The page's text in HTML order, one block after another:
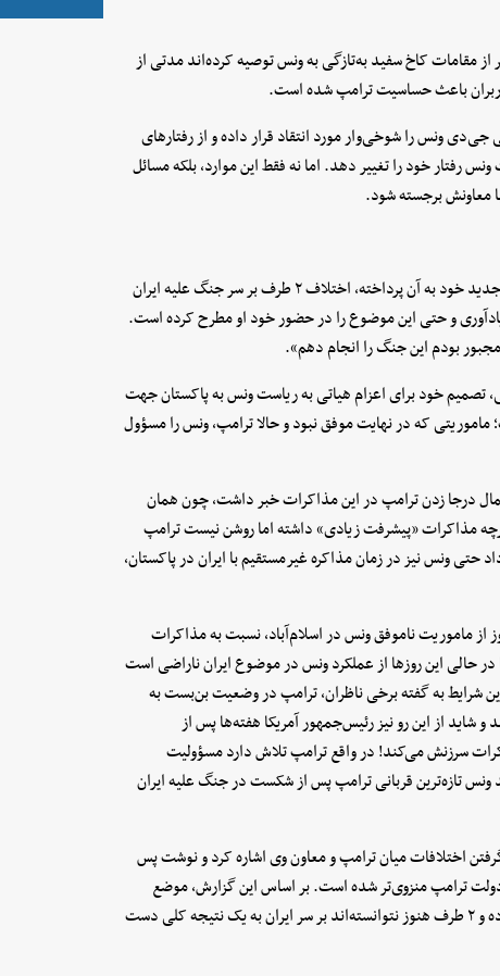
از مقامات کاخ سفید به‌تازگی به ونس توصیه کرده‌اند مدتی از
باعث حساسیت ترامپ شده است.
ونس را شوخی‌وار مورد انتقاد قرار داده و از رفتارهای
رفتار خود را تغییر دهد. اما نه فقط این موارد، بلکه مسائل
معاونش برجسته‌ شود.
بارزترین سطح اختلاف ترامپ و ونس که نیویورک‌تایمز در گزارش جدید خود به آن پرداخته، اختلاف ۲ طرف بر سر جنگ علیه ایران
یادآوری و حتی این موضوع را در حضور خود او مطرح کرده است.
بودم این جنگ را انجام دهم».
خود برای اعزام هیاتی به ریاست ونس به پاکستان جهت
ماموریتی که در نهایت موفق نبود و حالا ترامپ، ونس را مسؤول
درجا زدن ترامپ در این مذاکرات خبر داشت، چون همان
مذاکرات «پیشرفت زیادی» داشته اما روشن نیست ترامپ
ونس نیز در زمان مذاکره غیرمستقیم با ایران در پاکستان،
البته توضیح نداد چرا ترامپ اکنون با گذشت ۵۰ روز از ماموریت ناموفق ونس در اسلام‌آباد، نسبت به مذاکرات
حالی این روزها از عملکرد ونس در موضوع ایران ناراضی است
شرایط به گفته برخی ناظران، ترامپ در وضعیت بن‌بست به
شاید از این رو نیز رئیس‌جمهور آمریکا هفته‌ها پس از
سرزنش می‌کند! در واقع ترامپ تلاش دارد مسؤولیت
ونس تازه‌ترین قربانی ترامپ پس از شکست در جنگ علیه ایران
اختلافات میان ترامپ و معاون وی اشاره کرد و نوشت پس
دولت ترامپ منزوی‌تر شده است. بر اساس این گزارش، موضع
ونس مبنی بر عدم مداخله در ایران، او را در مقابل ترامپ قرار داده و ۲ طرف هنوز نتوانسته‌اند بر سر ایران به یک نتیجه کلی دست